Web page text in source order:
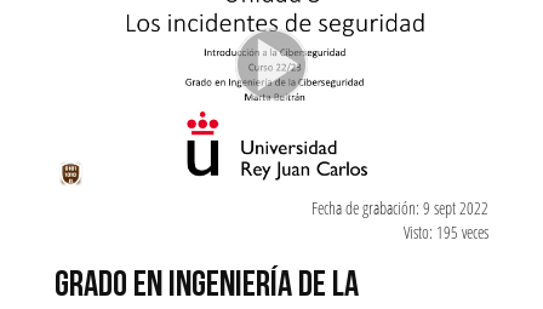
Fecha de grabación: 9 sept 2022
Visto: 195 veces
GRADO EN INGENIERÍA DE LA